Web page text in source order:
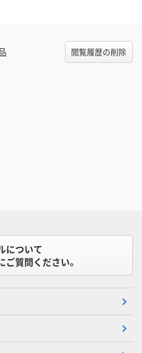
閲覧履歴の削除
について
ご質問ください。